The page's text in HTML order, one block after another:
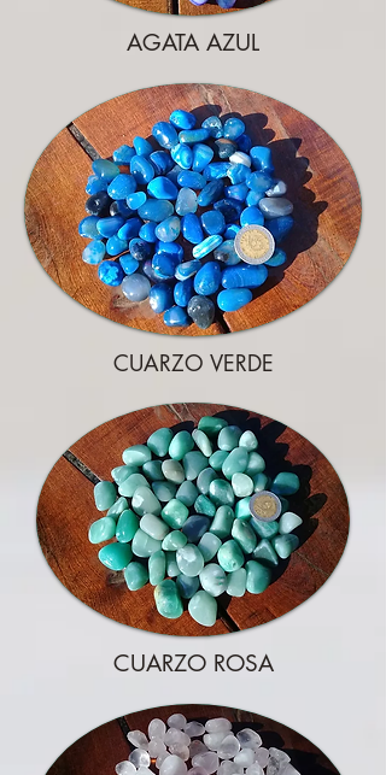
AGATA AZUL
CUARZO VERDE
CUARZO ROSA